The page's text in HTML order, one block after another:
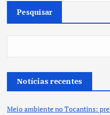
Pesquisar
Notícias recentes
Meio ambiente no Tocantins: